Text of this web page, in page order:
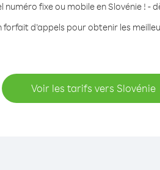
fixe ou mobile en Slovénie ! -
d’appels pour obtenir les
Voir les tarifs vers Slovénie